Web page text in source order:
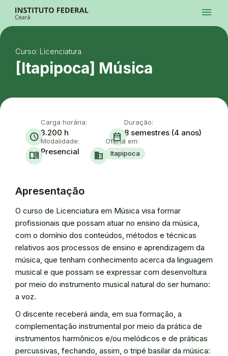
Ir para a busca
Ir para o menu principal
Ir para o conteúdo
Alto Contraste
Login da Área Administrativa
Acessibilidade
menu
Curso: Licenciatura
[Itapipoca] Música
schedule
Carga horária:
3.200 h date_range
Duração:
8 semestres (4 anos)
menu_book
Modalidade:
Presencial domain
Oferta em:
Itapipoca
Apresentação
O curso de Licenciatura em Música visa formar
profissionais que possam atuar no ensino da música,
com o domínio dos conteúdos, métodos e técnicas
relativos aos processos de ensino e aprendizagem da
música, que tenham conhecimento acerca da linguagem
musical e que possam se expressar com desenvoltura
por meio do instrumento musical natural do ser humano:
a voz.
O discente receberá ainda, em sua formação, a
complementação instrumental por meio da prática de
instrumentos harmônicos e/ou melódicos e de práticas
percussivas, fechando, assim, o tripé basilar da música: